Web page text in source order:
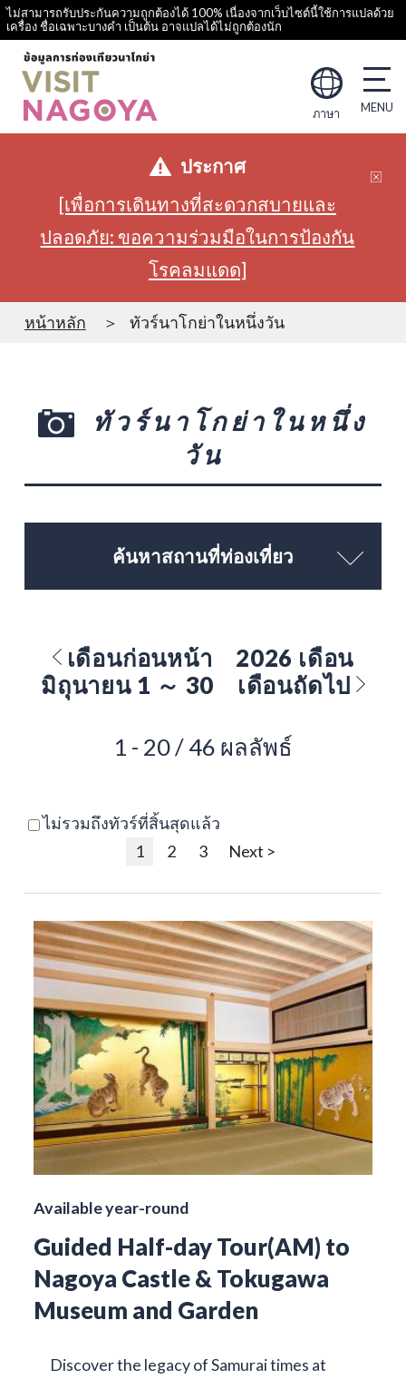
ไม่สามารถรับประกันความถูกต้องได้ 100% เนื่องจากเว็บไซต์นี้ใช้การแปลด้วย
เครื่อง ชื่อเฉพาะบางคำ เป็นต้น อาจแปลได้ไม่ถูกต้องนัก
ภาษา
ประกาศ
[เพื่อการเดินทางที่สะดวกสบายและ
ปลอดภัย: ขอความร่วมมือในการป้องกัน
โรคลมแดด]
หน้าหลัก ทัวร์นาโกย่าในหนึ่งวัน
ทัวร์นาโกย่าในหนึ่ง
วัน
ค้นหาสถานที่ท่องเที่ยว
เดือนก่อนหน้า
2026 เดือน
มิถุนายน 1 ～ 30
เดือนถัดไป
1 - 20 / 46 ผลลัพธ์
ไม่รวมถึงทัวร์ที่สิ้นสุดแล้ว
1
2 3 Next >
Available year-round
Guided Half-day Tour(AM) to
Nagoya Castle & Tokugawa
Museum and Garden
Discover the legacy of Samurai times at